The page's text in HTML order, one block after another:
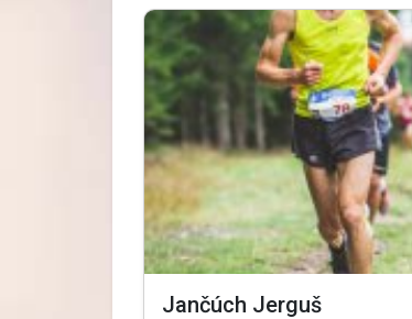
Jančúch Jerguš